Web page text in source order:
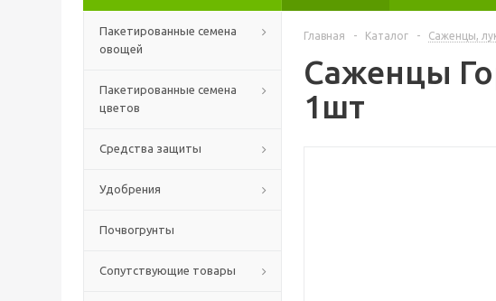
Пакетированные семена
овощей
Пакетированные семена
цветов
Средства защиты
Удобрения
Почвогрунты
Сопутствующие товары
Главная - Каталог - Саженцы,
Саженцы
1шт